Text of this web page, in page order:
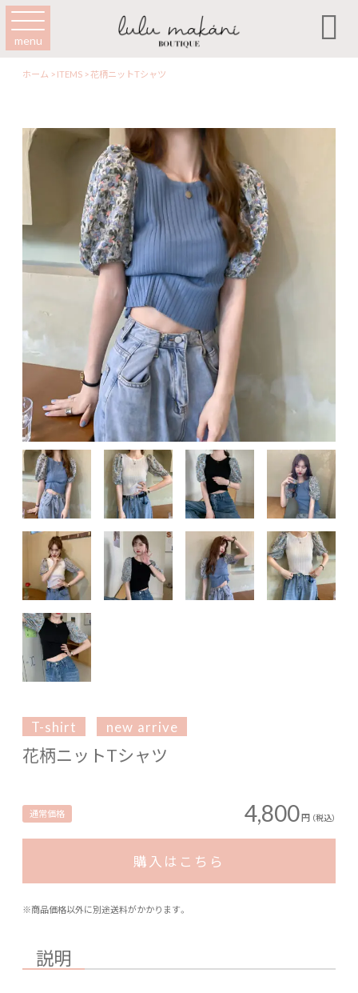
menu 
ホーム >ITEMS >花柄ニットTシャツ
T-shirt new arrive
花柄ニットTシャツ
通常価格 4,800円 （税込）
購入はこちら
※商品価格以外に別途送料がかかります。
説明